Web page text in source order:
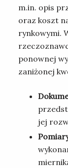
m.in. opis
oraz koszt
rynkowymi.
ponownej
zaniżonej
jej